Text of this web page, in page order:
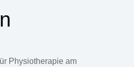
Physiotherapie am